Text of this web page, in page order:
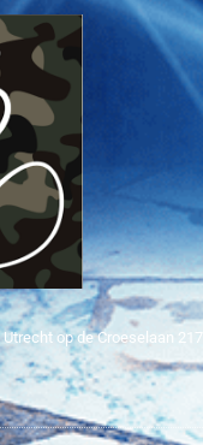
op de Croeselaan 217